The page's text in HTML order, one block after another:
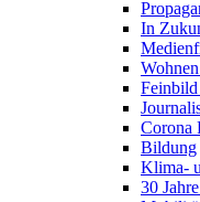
In
Corona
Bildung
Klima-
30